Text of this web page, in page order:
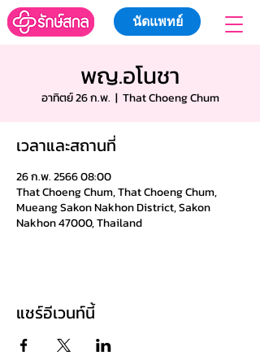
นัดแพทย์
พญ.อโนชา
อาทิตย์ 26 ก.พ.
  |
That Choeng Chum
เวลาและสถานที่
26 ก.พ. 2566 08:00
That Choeng Chum, That Choeng Chum,
Mueang Sakon Nakhon District, Sakon
Nakhon 47000, Thailand
แชร์อีเวนท์นี้